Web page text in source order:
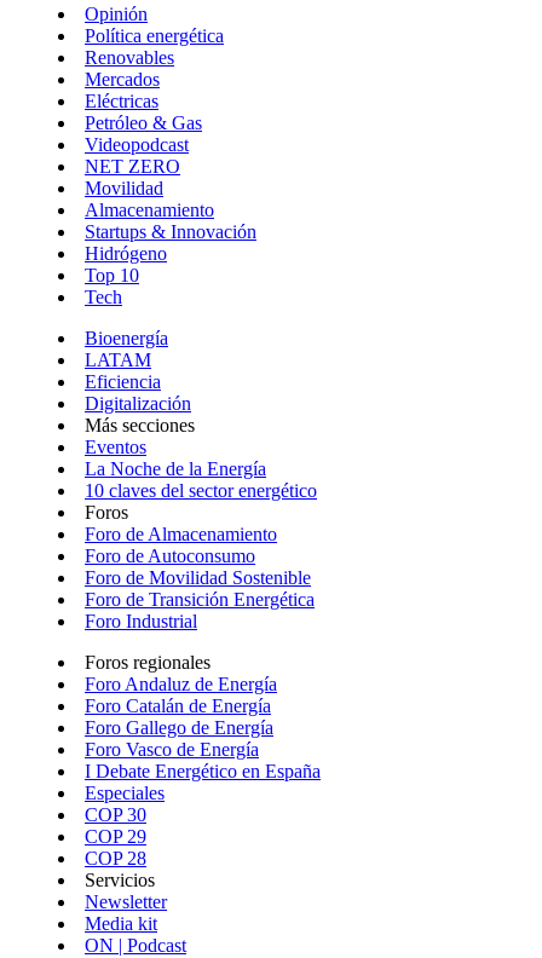
Opinión
Política energética
Renovables
Mercados
Eléctricas
Petróleo & Gas
Videopodcast
NET ZERO
Movilidad
Almacenamiento
Startups & Innovación
Hidrógeno
Top 10
Tech
Bioenergía
LATAM
Eficiencia
Digitalización
Más secciones
Eventos
La Noche de la Energía
10 claves del sector energético
Foros
Foro de Almacenamiento
Foro de Autoconsumo
Foro de Movilidad Sostenible
Foro de Transición Energética
Foro Industrial
Foros regionales
Foro Andaluz de Energía
Foro Catalán de Energía
Foro Gallego de Energía
Foro Vasco de Energía
I Debate Energético en España
Especiales
COP 30
COP 29
COP 28
Servicios
Newsletter
Media kit
ON | Podcast